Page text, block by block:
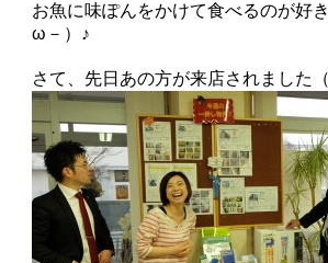
お魚に味ぽんをかけて食べるのが好
ω－）♪
さて、先日あの方が来店されました